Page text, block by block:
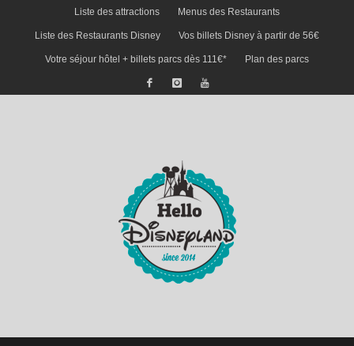
Liste des attractions Menus des Restaurants
Liste des Restaurants Disney Vos billets Disney à partir de 56€
Votre séjour hôtel + billets parcs dès 111€* Plan des parcs